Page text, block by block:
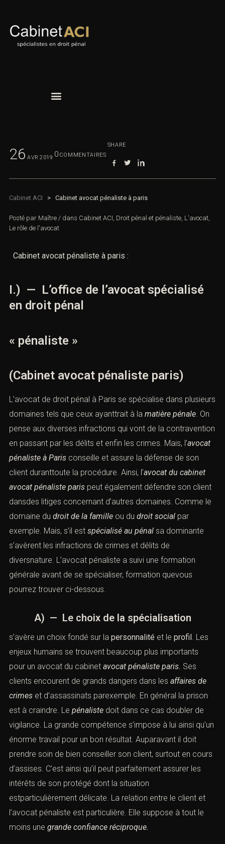
26 AVR 2019 0 COMMENTAIRES
SHARE
Cabinet ACI > Cabinet avocat pénaliste à paris
Posté par Maître / dans Cabinet ACI Droit pénal et pénaliste
L'avocat, Le rôle de l'avocat
Cabinet avocat pénaliste à paris :
I.) — L’office de l’avocat spécialisé
en droit pénal
« pénaliste »
(Cabinet avocat pénaliste paris)
L’avocat de droit pénal à Paris se spécialise dans
plusieurs domaines tels que ceux ayanttrait à lamatière
pénale . On pense aux diverses infractionsqui vont de la
contraventionen passant par lesdélitset enfin les
crimes. Mais, l’avocat pénaliste à Paris conseille et
assure ladéfense de son client duranttoute la
procédure. Ainsi, l’avocat du cabinet avocat pénaliste
paris peut également défendre son client dansdes litiges
concernant d’autres domaines. Comme le domaine du
droit de la famille ou dudroit social par exemple. Mais,
s’il estspécialisé au pénal sa dominante s’avèrent les
infractionsde crimesetdélitsde diversnature. L’avocat
pénaliste a suivi une formation générale avant de se
spécialiser, formation quevous pourrez trouver ci-
A) — Le choix de la spécialisation
s’avère un choix fondé sur lapersonnalitéet leprofil. Les
enjeux humains se trouvent beaucoup plus importants
pour un avocat du cabinetavocat pénaliste paris.Ses
clients encourent de grands dangers dans lesaffaires de
crimes et d’assassinatsparexemple. En général laprison
est à craindre. Lepénaliste doit dans ce cas doubler de
vigilance. La grande compétence s’impose à lui ainsi
qu’un énorme travail pour un bon résultat. Auparavant il
doit prendre soin de bien conseiller son client, surtout en
cours d’assises . C’est ainsi qu’il peut parfaitement
assurer les intérêts de son protégé dont la situation
estparticulièrement délicate. La relation entre le client et
l’avocat pénaliste est particulière. Elle suppose à tout le